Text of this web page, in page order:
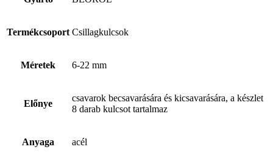
Termékcsoport Csillagkulcsok
Méretek 6-22 mm
Előnye
csavarok becsavarására és kicsavarására, a készlet
8 darab kulcsot tartalmaz
Anyaga acél